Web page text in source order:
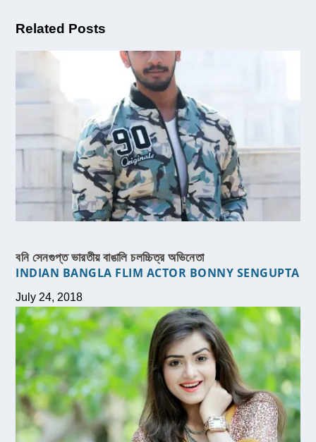
Related Posts
বনি সেনগুপ্ত ভারতীয় বাঙালি চলচ্চিত্র অভিনেতা
INDIAN BANGLA FLIM ACTOR BONNY SENGUPTA
July 24, 2018